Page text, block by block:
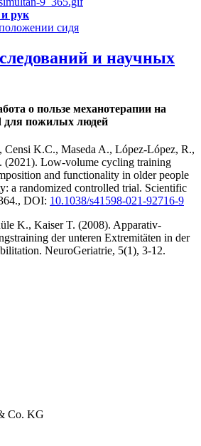
рук
сидя
и научных
о пользе механотерапии на
для пожилых людей
Censi K.C., Maseda A., López-López, R.,
(2021). Low-volume cycling training
and functionality in older people
a randomized controlled trial. Scientific
DOI: 10.1038/s41598-021-92716-9
K., Kaiser T. (2008). Apparativ-
der unteren Extremitäten in der
NeuroGeriatrie, 5(1), 3-12.
Co. KG